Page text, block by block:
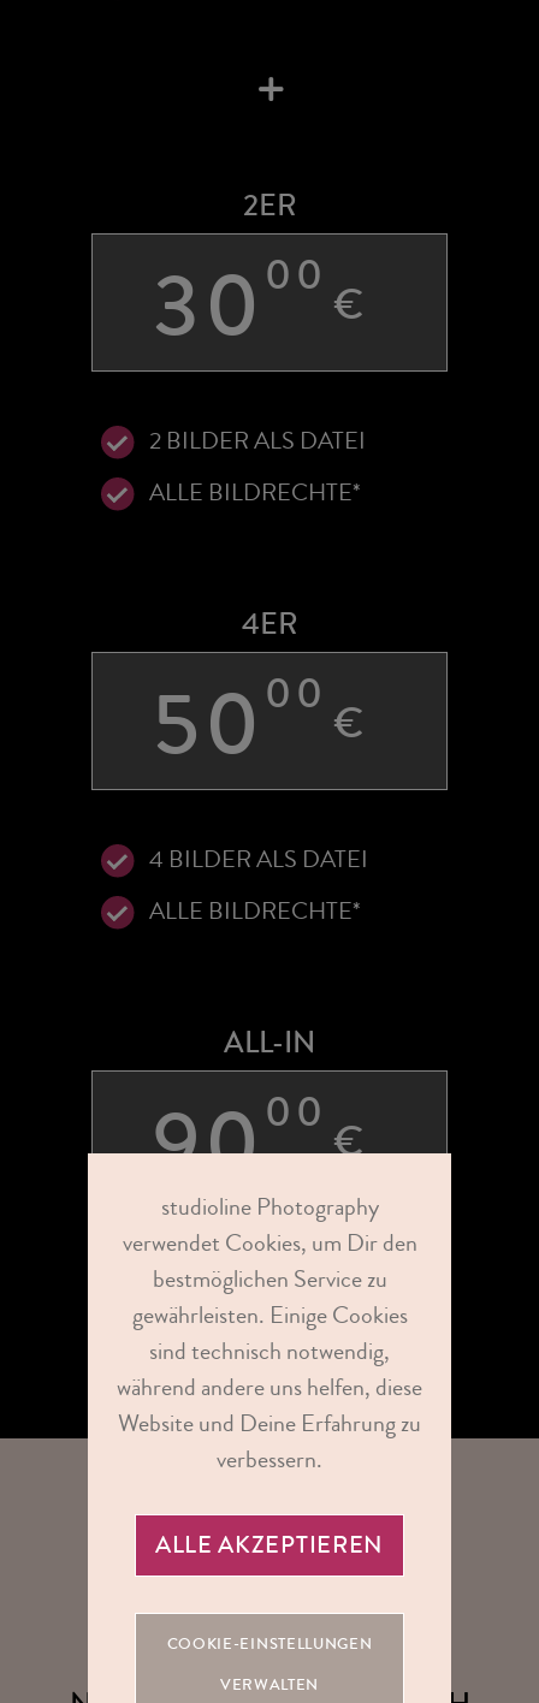
+
2ER
3000 €
2 BILDER ALS DATEI
ALLE BILDRECHTE*
4ER
5000 €
4 BILDER ALS DATEI
ALLE BILDRECHTE*
ALL-IN
9000 €
15 BILDER ALS DATEI
ALLE BILDRECHTE*
UNSER BEWERBUNG PREMIUM SHOOTING
studioline Photography
verwendet Cookies, um Dir den
bestmöglichen Service zu
gewährleisten. Einige Cookies
sind technisch notwendig,
während andere uns helfen, diese
Website und Deine Erfahrung zu
verbessern.
ALLE AKZEPTIEREN
COOKIE-EINSTELLUNGEN
VERWALTEN